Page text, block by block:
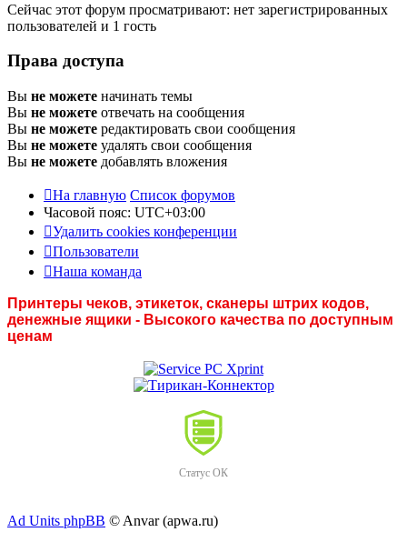
Сейчас этот форум просматривают: нет зарегистрированных
пользователей и 1 гость
Права доступа
Вы не можете начинать темы
Вы не можете отвечать на сообщения
Вы не можете редактировать свои сообщения
Вы не можете удалять свои сообщения
Вы не можете добавлять вложения
На главную Список форумов
Часовой пояс: UTC+03:00
Удалить cookies конференции
Пользователи
Наша команда
Принтеры чеков, этикеток, сканеры штрих кодов,
денежные ящики - Высокого качества по доступным
ценам
Статус ОК
Ad Units phpBB © Anvar (apwa.ru)